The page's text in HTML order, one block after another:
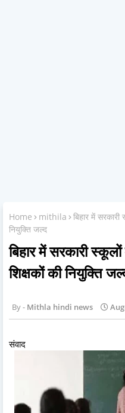
Home mithila
बिहार में
नियुक्ति जल्द
बिहार में सरकारी
शिक्षकों की नियुक्ति
Mithla hindi news
संवाद